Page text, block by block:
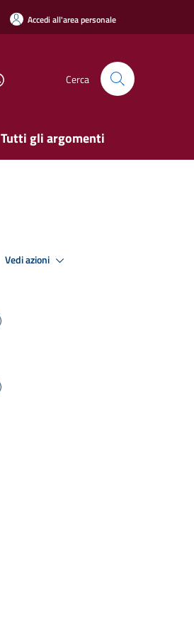
Accedi all'area personale
Cerca
Tutti gli argomenti
Vedi azioni